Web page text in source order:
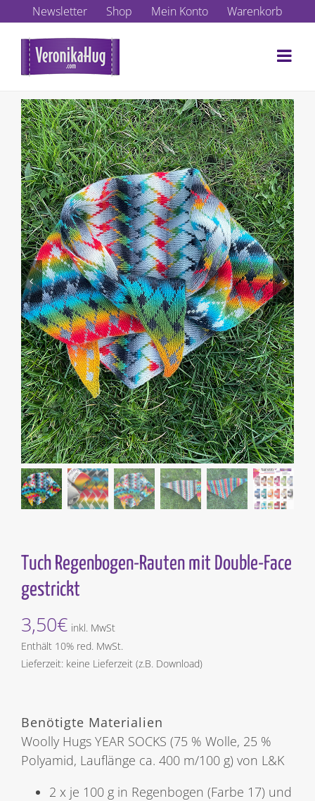
Inhalt
springen
Newsletter Shop Mein Konto Warenkorb
Tuch Regenbogen-Rauten mit Double-Face
gestrickt
3,50€ inkl. MwSt
Enthält 10% red. MwSt.
Lieferzeit: keine Lieferzeit (z.B. Download)
Benötigte Materialien
Woolly Hugs YEAR SOCKS (75 % Wolle, 25 %
Polyamid, Lauflänge ca. 400 m/100 g) von L&K
2 x je 100 g in Regenbogen (Farbe 17) und